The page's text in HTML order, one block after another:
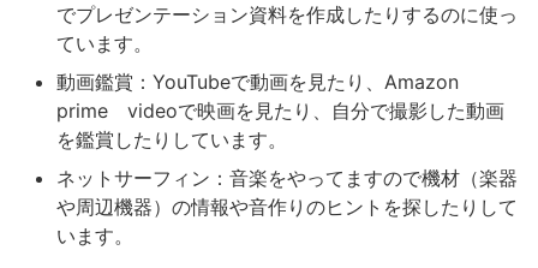
でプレゼンテーション資料を作成したりするのに使っ
ています。
動画鑑賞：YouTubeで動画を見たり、Amazon
prime videoで映画を見たり、自分で撮影した動画
を鑑賞したりしています。
ネットサーフィン：音楽をやってますので機材（楽器
や周辺機器）の情報や音作りのヒントを探したりして
います。